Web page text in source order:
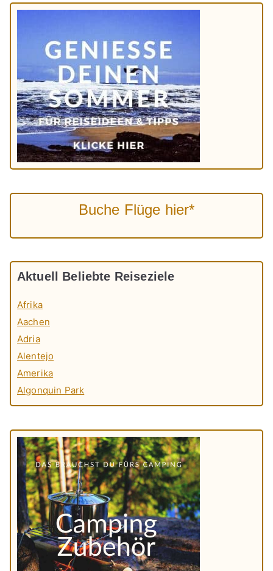
Buche Flüge hier*
Aktuell Beliebte Reiseziele
Afrika
Aachen
Adria
Alentejo
Amerika
Algonquin Park